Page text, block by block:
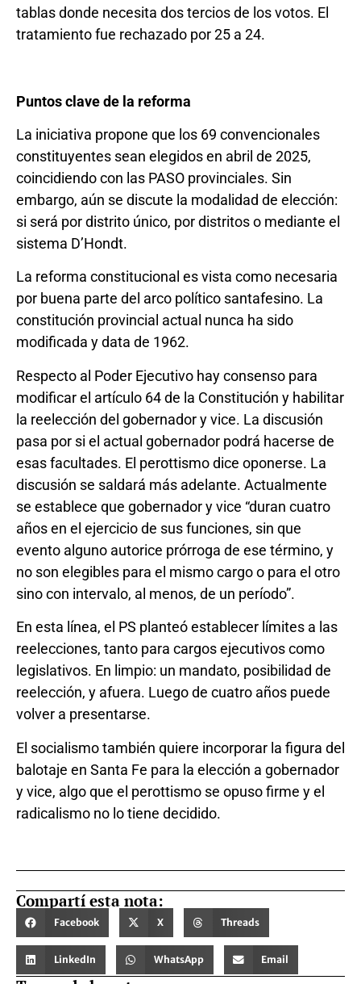
tablas donde necesita dos tercios de los votos. El
tratamiento fue rechazado por 25 a 24.
Puntos clave de la reforma
La iniciativa propone que los 69 convencionales
constituyentes sean elegidos en abril de 2025,
coincidiendo con las PASO provinciales. Sin
embargo, aún se discute la modalidad de elección:
si será por distrito único, por distritos o mediante el
sistema D’Hondt.
La reforma constitucional es vista como necesaria
por buena parte del arco político santafesino. La
constitución provincial actual nunca ha sido
modificada y data de 1962.
Respecto al Poder Ejecutivo hay consenso para
modificar el artículo 64 de la Constitución y habilitar
la reelección del gobernador y vice. La discusión
pasa por si el actual gobernador podrá hacerse de
esas facultades. El perottismo dice oponerse. La
discusión se saldará más adelante. Actualmente
se establece que gobernador y vice “duran cuatro
años en el ejercicio de sus funciones, sin que
evento alguno autorice prórroga de ese término, y
no son elegibles para el mismo cargo o para el otro
sino con intervalo, al menos, de un período”.
En esta línea, el PS planteó establecer límites a las
reelecciones, tanto para cargos ejecutivos como
legislativos. En limpio: un mandato, posibilidad de
reelección, y afuera. Luego de cuatro años puede
volver a presentarse.
El socialismo también quiere incorporar la figura del
balotaje en Santa Fe para la elección a gobernador
y vice, algo que el perottismo se opuso firme y el
radicalismo no lo tiene decidido.
Compartí esta nota:
Facebook X Threads
LinkedIn WhatsApp Email